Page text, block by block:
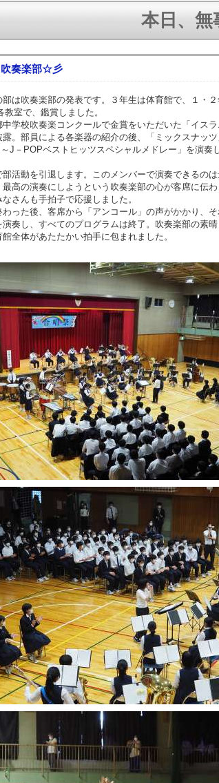
本日、無事
奏楽部☆彡
は吹奏楽部の発表です。３年生は体育館で、１・２
教室で、鑑賞しました。
学校吹奏楽コンクールで金賞をいただいた「イス
。部員による各楽器の紹介の後、「ミックスナッツ
～J－POPベストヒッツスペシャルメドレー」を演奏
部活動を引退します。このメンバーで演奏できるのは
高の演奏にしようという吹奏楽部の心が客席に伝わ
さんも手拍子で応援しました。
った後、客席から「アンコール」の声がかかり、そ
奏し、すべてのプログラムは終了。吹奏楽部の素晴
全体があたたかい拍手に包まれました。